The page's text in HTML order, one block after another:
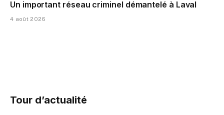
Un important réseau criminel démantelé à Laval
4 août 2026
Tour d’actualité